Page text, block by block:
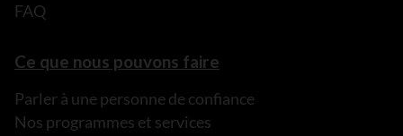
FAQ
Ce que nous pouvons faire
Parler à une personne de confiance
Nos programmes et services